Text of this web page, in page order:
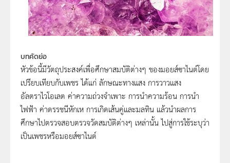
บทคัดย่อ
หัวข้อนี้มีวัตถุประสงค์เพื่อศึกษาสมบัติต่างๆ ของมอยส์ซาไนต์โดย
เปรียบเทียบกับเพชร ได้แก่ ลักษณะทางแสง การวาวแสง
อัลตราไวโอเลต ค่าความถ่วงจำเพาะ การนำความร้อน การนำ
ไฟฟ้า ค่าดรรชนีหักเห การเกิดเส้นคู่และมลทิน แล้วนำผลการ
ศึกษาไปตรวจสอบตรวจวัดสมบัติต่างๆ เหล่านั้น ไปสู่การใช้ระบุว่า
เป็นเพชรหรือมอยส์ซาไนต์